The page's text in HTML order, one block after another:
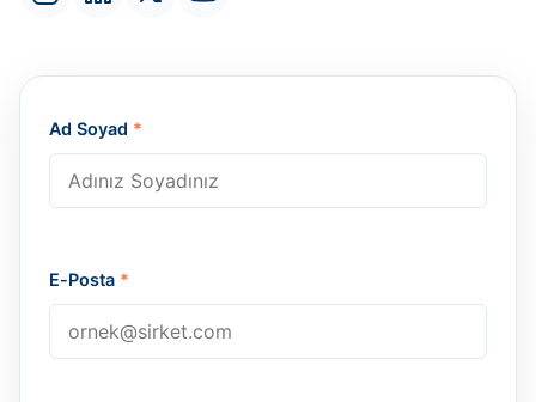
Ad Soyad *
E-Posta *